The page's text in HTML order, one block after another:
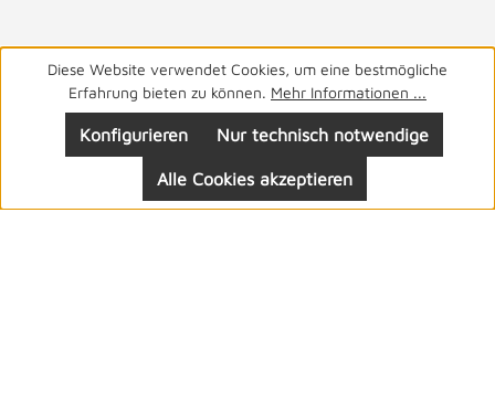
Haben Sie Fragen? Wir helfen Ihnen gerne. 05141 9940
von 8-19 Uhr
Diese Website verwendet Cookies, um eine bestmögliche
Erfahrung bieten zu können. Mehr Informationen ...
Nur technisch notwendige
Konfigurieren
Alle Cookies akzeptieren